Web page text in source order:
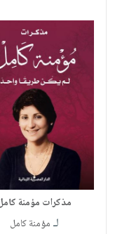
مذكرات مؤمنة
لـ مؤمنة كامل